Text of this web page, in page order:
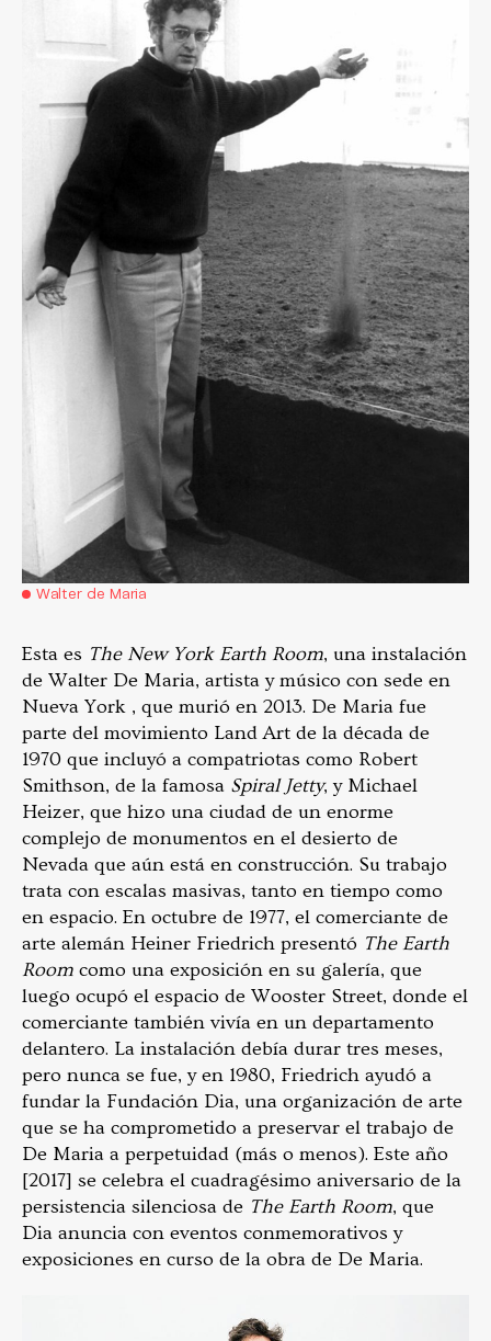
Walter de Maria
Esta es The New York Earth Room, una instalación
de Walter De Maria, artista y músico con sede en
Nueva York , que murió en 2013. De Maria fue
parte del movimiento Land Art de la década de
1970 que incluyó a compatriotas como Robert
Smithson, de la famosa Spiral Jetty, y Michael
Heizer, que hizo una ciudad de un enorme
complejo de monumentos en el desierto de
Nevada que aún está en construcción. Su trabajo
trata con escalas masivas, tanto en tiempo como
en espacio. En octubre de 1977, el comerciante de
arte alemán Heiner Friedrich presentó The Earth
Room como una exposición en su galería, que
luego ocupó el espacio de Wooster Street, donde el
comerciante también vivía en un departamento
delantero. La instalación debía durar tres meses,
pero nunca se fue, y en 1980, Friedrich ayudó a
fundar la Fundación Dia, una organización de arte
que se ha comprometido a preservar el trabajo de
De Maria a perpetuidad (más o menos). Este año
[2017] se celebra el cuadragésimo aniversario de la
persistencia silenciosa de The Earth Room, que
Dia anuncia con eventos conmemorativos y
exposiciones en curso de la obra de De Maria.